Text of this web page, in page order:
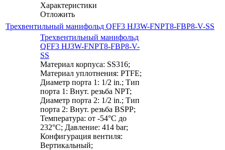
Характеристики
Отложить
Трехвентильный манифольд QFF3 HJ3W-FNPT8-FBP8-V-SS
Трехвентильный манифольд
QFF3 HJ3W-FNPT8-FBP8-V-
SS
Материал корпуса: SS316;
Материал уплотнения: PTFE;
Диаметр порта 1: 1/2 in.; Тип
порта 1: Внут. резьба NPT;
Диаметр порта 2: 1/2 in.; Тип
порта 2: Внут. резьба BSPP;
Температура: от -54°C до
232°C; Давление: 414 bar;
Конфигурация вентиля:
Вертикальный;